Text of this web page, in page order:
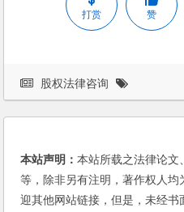
打赏 赞
股权法律咨询
本站声明：本站所载之法律论文
等，除非另有注明，著作权人
迎其他网站链接，但是，未经书